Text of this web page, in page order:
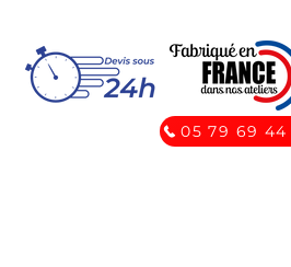
05 79 69 44